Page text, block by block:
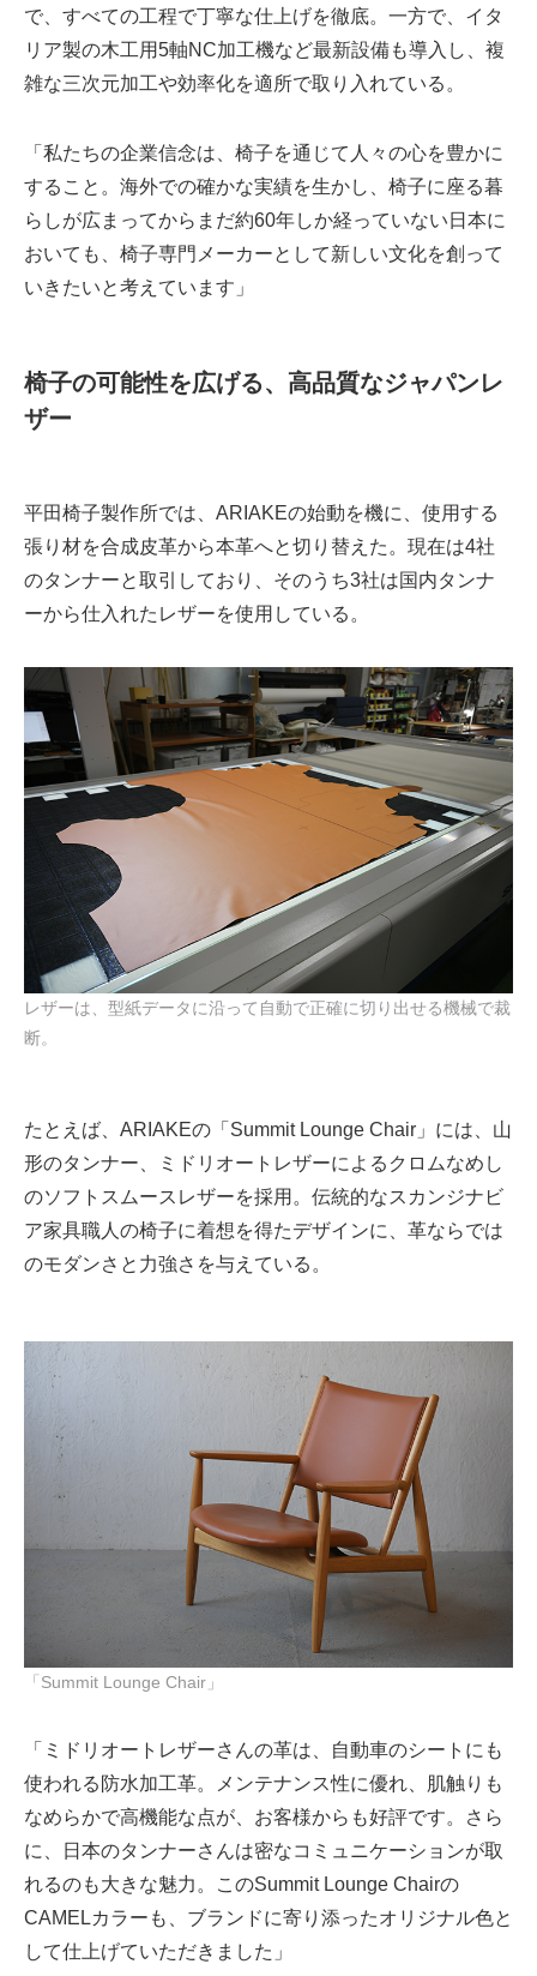
で、すべての工程で丁寧な仕上げを徹底。一方で、イタ
リア製の木工用5軸NC加工機など最新設備も導入し、複
雑な三次元加工や効率化を適所で取り入れている。
「私たちの企業信念は、椅子を通じて人々の心を豊かに
すること。海外での確かな実績を生かし、椅子に座る暮
らしが広まってからまだ約60年しか経っていない日本に
おいても、椅子専門メーカーとして新しい文化を創って
いきたいと考えています」
椅子の可能性を広げる、高品質なジャパンレ
ザー
平田椅子製作所では、ARIAKEの始動を機に、使用する
張り材を合成皮革から本革へと切り替えた。現在は4社
のタンナーと取引しており、そのうち3社は国内タンナ
ーから仕入れたレザーを使用している。
レザーは、型紙データに沿って自動で正確に切り出せる機械で裁
断。
たとえば、ARIAKEの「Summit Lounge Chair」には、山
形のタンナー、ミドリオートレザーによるクロムなめし
のソフトスムースレザーを採用。伝統的なスカンジナビ
ア家具職人の椅子に着想を得たデザインに、革ならでは
のモダンさと力強さを与えている。
「Summit Lounge Chair」
「ミドリオートレザーさんの革は、自動車のシートにも
使われる防水加工革。メンテナンス性に優れ、肌触りも
なめらかで高機能な点が、お客様からも好評です。さら
に、日本のタンナーさんは密なコミュニケーションが取
れるのも大きな魅力。このSummit Lounge Chairの
CAMELカラーも、ブランドに寄り添ったオリジナル色と
して仕上げていただきました」